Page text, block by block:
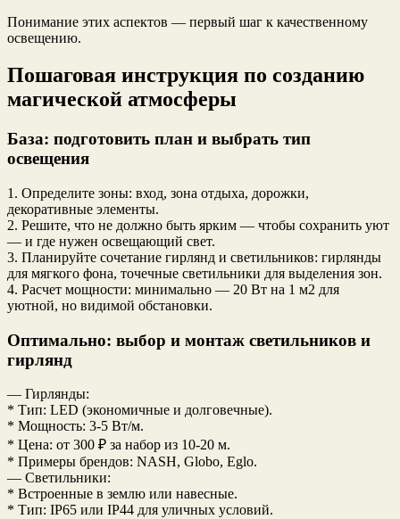
Понимание этих аспектов — первый шаг к качественному
освещению.
Пошаговая инструкция по созданию
магической атмосферы
База: подготовить план и выбрать тип
освещения
1. Определите зоны: вход, зона отдыха, дорожки,
декоративные элементы.
2. Решите, что не должно быть ярким — чтобы сохранить уют
— и где нужен освещающий свет.
3. Планируйте сочетание гирлянд и светильников: гирлянды
для мягкого фона, точечные светильники для выделения зон.
4. Расчет мощности: минимально — 20 Вт на 1 м2 для
уютной, но видимой обстановки.
Оптимально: выбор и монтаж светильников и
гирлянд
— Гирлянды:
* Тип: LED (экономичные и долговечные).
* Мощность: 3-5 Вт/м.
* Цена: от 300 ₽ за набор из 10-20 м.
* Примеры брендов: NASH, Globo, Eglo.
— Светильники:
* Встроенные в землю или навесные.
* Тип: IP65 или IP44 для уличных условий.